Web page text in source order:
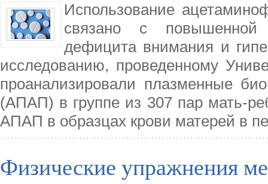
Использование
связано с повышенной
дефицита внимания и
исследованию, проведенному
проанализировали плазменные
(АПАП) в группе из 307 пар мать-
АПАП в образцах крови матерей в
Физические упражнения